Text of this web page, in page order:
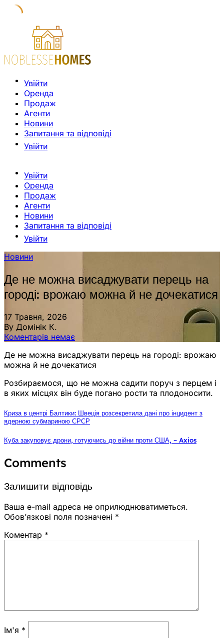
Увійти
Оренда
Продаж
Агенти
Новини
Запитання та відповіді
Увійти
Увійти
Оренда
Продаж
Агенти
Новини
Запитання та відповіді
Увійти
Новини
Де не можна висаджувати перець на
городі: врожаю можна й не дочекатися
17 Травня, 2026
By Домінік К.
Коментарів немає
Де не можна висаджувати перець на городі: врожаю
можна й не дочекатися
Розбираємося, що не можна садити поруч з перцем і
в яких місцях він буде погано рости та плодоносити.
Криза в центрі Балтики: Швеція розсекретила дані про інцидент з
ядерною субмариною СРСР
Куба закуповує дрони, готуючись до війни проти США, – Axios
Comments
Залишити відповідь
Ваша e-mail адреса не оприлюднюватиметься.
Обов’язкові поля позначені *
Коментар *
Ім'я *